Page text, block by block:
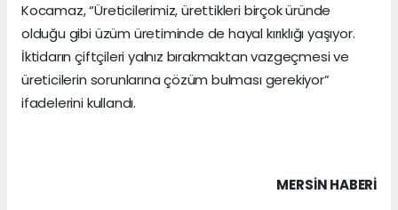
Kocamaz, “Üreticilerimiz, ürettikleri birçok üründe
olduğu gibi üzüm üretiminde de hayal kırıklığı yaşıyor.
İktidarın çiftçileri yalnız bırakmaktan vazgeçmesi ve
üreticilerin sorunlarına çözüm bulması gerekiyor”
ifadelerini kullandı.
MERSIN HABERİ